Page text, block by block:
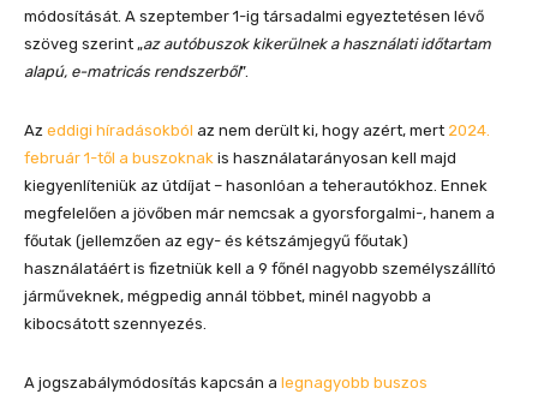
módosítását. A szeptember 1-ig társadalmi egyeztetésen lévő
szöveg szerint „az autóbuszok kikerülnek a használati időtartam
alapú, e-matricás rendszerből”.
Az eddigi híradásokból az nem derült ki, hogy azért, mert 2024.
február 1-től a buszoknak is használatarányosan kell majd
kiegyenlíteniük az útdíjat – hasonlóan a teherautókhoz. Ennek
megfelelően a jövőben már nemcsak a gyorsforgalmi-, hanem a
főutak (jellemzően az egy- és kétszámjegyű főutak)
használatáért is fizetniük kell a 9 főnél nagyobb személyszállító
járműveknek, mégpedig annál többet, minél nagyobb a
kibocsátott szennyezés.
A jogszabálymódosítás kapcsán a legnagyobb buszos